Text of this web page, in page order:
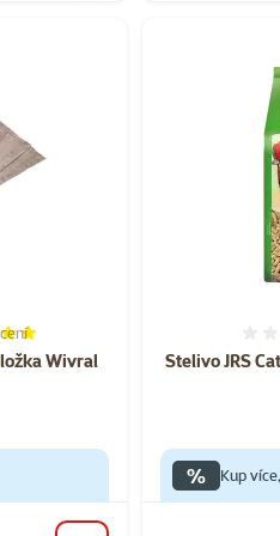
Wivral
100%, počet hodnocení: 5
Stelivo JRS
% Kup